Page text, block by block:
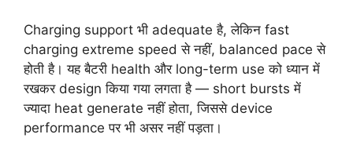
Charging support भी adequate है, लेकिन fast
charging extreme speed से नहीं, balanced pace से
होती है। यह बैटरी health और long-term use को ध्यान में
रखकर design किया गया लगता है — short bursts में
ज्यादा heat generate नहीं होता, जिससे device
performance पर भी असर नहीं पड़ता।